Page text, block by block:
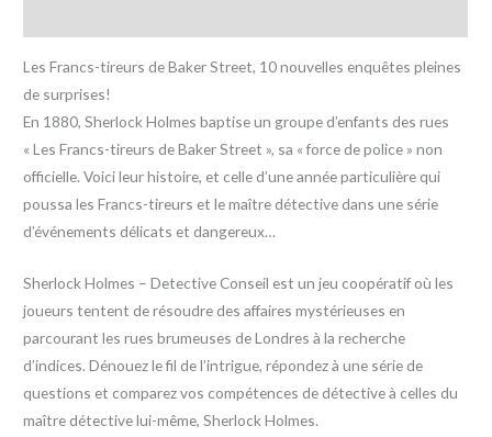
Les Francs-tireurs de Baker Street, 10 nouvelles enquêtes pleines
de surprises!
En 1880, Sherlock Holmes baptise un groupe d’enfants des rues
« Les Francs-tireurs de Baker Street », sa « force de police » non
officielle. Voici leur histoire, et celle d’une année particulière qui
poussa les Francs-tireurs et le maître détective dans une série
d’événements délicats et dangereux…
Sherlock Holmes – Detective Conseil est un jeu coopératif où les
joueurs tentent de résoudre des affaires mystérieuses en
parcourant les rues brumeuses de Londres à la recherche
d’indices. Dénouez le fil de l’intrigue, répondez à une série de
questions et comparez vos compétences de détective à celles du
maître détective lui-même, Sherlock Holmes.